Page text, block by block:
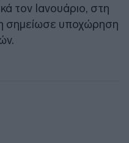
τον Ιανουάριο, στη
σημείωσε υποχώρηση